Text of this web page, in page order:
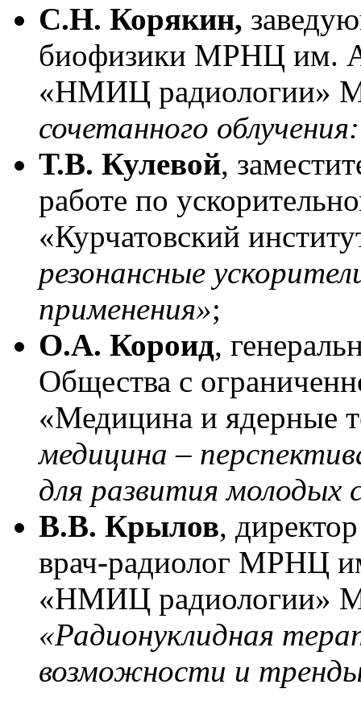
С.Н. Корякин,
биофизики МРНЦ им.
«НМИЦ радиологии»
сочетанного
Т.В. Кулевой,
работе по
«Курчатовский
резонансные
применения»;
О.А. Короид,
Общества с
«Медицина и ядерные
медицина –
для развития молодых
В.В. Крылов,
врач-радиолог МРНЦ
«НМИЦ радиологии»
«Радионуклидная
возможности и